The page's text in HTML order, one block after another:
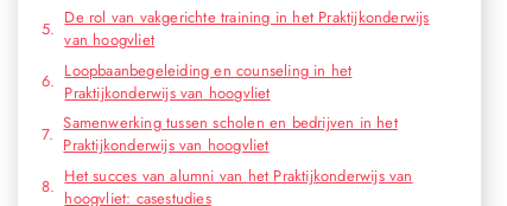
De rol van vakgerichte training in het Praktijkonderwijs
van hoogvliet
Loopbaanbegeleiding en counseling in het
Praktijkonderwijs van hoogvliet
Samenwerking tussen scholen en bedrijven in het
Praktijkonderwijs van hoogvliet
Het succes van alumni van het Praktijkonderwijs van
hoogvliet: casestudies